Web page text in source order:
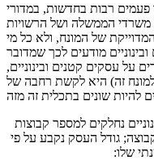
פעמים רבות בחדשות, במדורי
הממשלה ושל הרשויות
של המונח, ולא כל מי
מודעים לכך שמדובר
על עסקים קטנים ובינוניים,
זה) היא לקשת רחבה של
נחלקים למספר קבוצות
גודל העסק נקבע על פי
שלו: